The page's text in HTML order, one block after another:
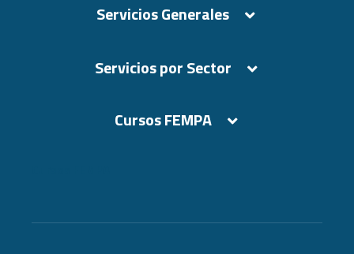
Servicios Generales
Servicios por Sector
Cursos FEMPA